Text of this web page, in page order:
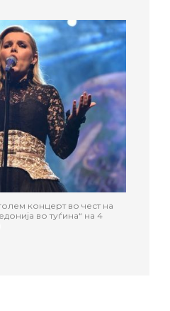
концерт во чест на
во туѓина“ на 4